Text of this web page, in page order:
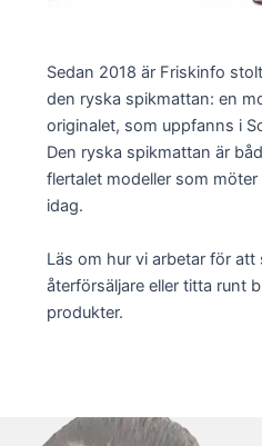
Sedan 2018 är Friskinfo
den ryska spikmattan: en
originalet, som uppfanns i
Den ryska spikmattan är
flertalet modeller som
idag.
Läs om hur vi arbetar för
återförsäljare eller titta runt
produkter.